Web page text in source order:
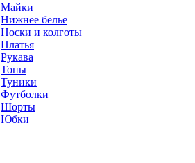
Майки
Нижнее белье
Носки и колготы
Платья
Рукава
Топы
Туники
Футболки
Шорты
Юбки